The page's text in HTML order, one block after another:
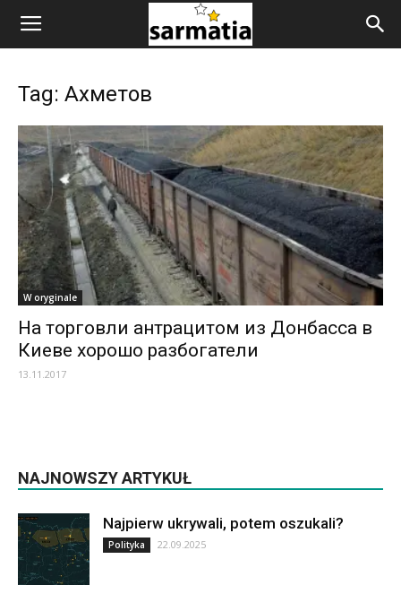
Tag: Ахметов
W oryginale
На торговли антрацитом из Донбасса в
Киеве хорошо разбогатели
13.11.2017
NAJNOWSZY ARTYKUŁ
Najpierw ukrywali, potem oszukali?
Polityka 22.09.2025